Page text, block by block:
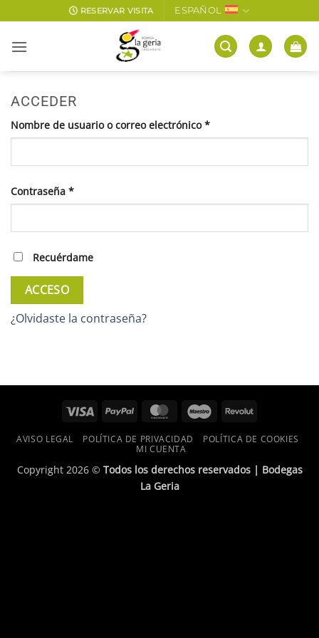
al
contenido
RESERVAR VISITA ESPAÑOL
ACCEDER
Nombre de usuario o correo electrónico*Obligatorio
Contraseña *Obligatorio
Recuérdame
ACCESO
¿Olvidaste la contraseña?
Visa PayPal MasterCardMaestroRevolut
AVISO LEGAL POLÍTICA DE PRIVACIDAD
POLÍTICA DE COOKIES
MI CUENTA
Copyright 2026 © Todos los derechos reservados | Bodegas
La Geria